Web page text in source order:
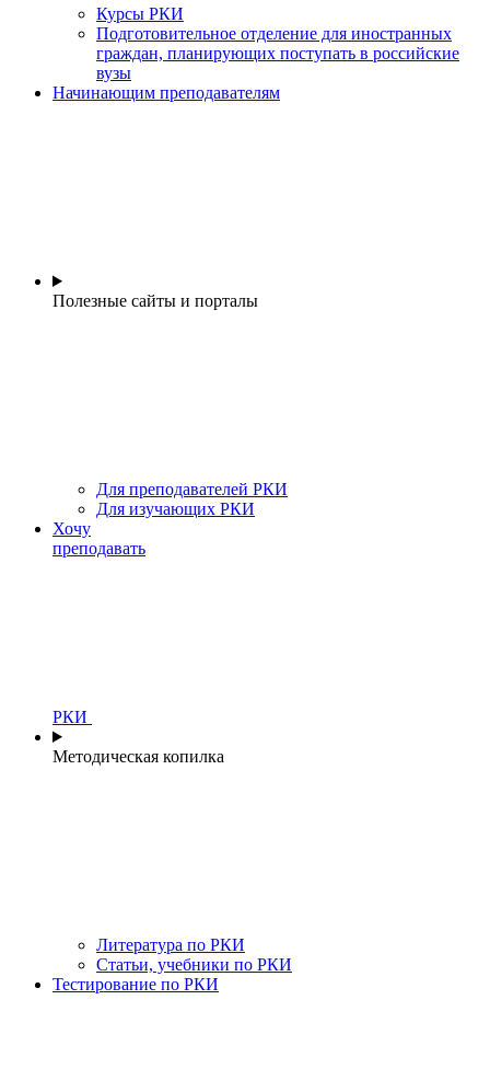
Курсы РКИ
Подготовительное отделение для иностранных
граждан, планирующих поступать в российские
вузы
Начинающим преподавателям
Полезные сайты и порталы
Для преподавателей РКИ
Для изучающих РКИ
Хочу
преподавать
РКИ
Методическая копилка
Литература по РКИ
Статьи, учебники по РКИ
Тестирование по РКИ